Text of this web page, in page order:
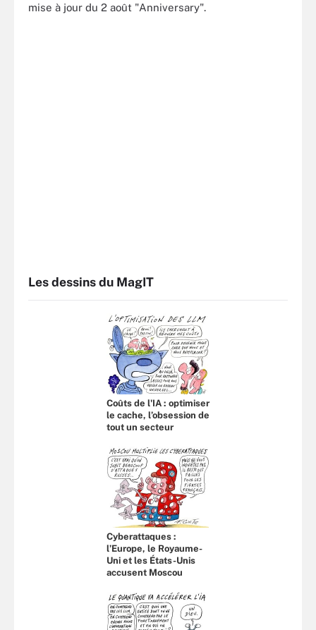
mise à jour du 2 août "Anniversary".
Les dessins du MagIT
Coûts de l'IA : optimiser
le cache, l’obsession de
tout un secteur
Cyberattaques :
l’Europe, le Royaume-
Uni et les États-Unis
accusent Moscou